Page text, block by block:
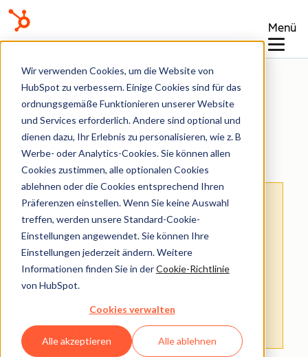
Wir verwenden Cookies, um die Website von
HubSpot zu verbessern. Einige Cookies sind für das
ordnungsgemäße Funktionieren unserer Website
und Services erforderlich. Andere sind optional und
dienen dazu, Ihr Erlebnis zu personalisieren, wie z. B
Werbe- oder Analytics-Cookies. Sie können allen
Cookies zustimmen, alle optionalen Cookies
ablehnen oder die Cookies entsprechend Ihren
Präferenzen einstellen. Wenn Sie keine Auswahl
treffen, werden unsere Standard-Cookie-
Einstellungen angewendet. Sie können Ihre
Einstellungen jederzeit ändern. Weitere
Informationen finden Sie in derCookie-Richtlinie
von HubSpot.
Cookies verwalten
Alle akzeptieren Alle ablehnen
Menü
Wissensdatenbank
Website & Landingpages
: Dieser Artikel wird aus Kulanz zur
Verfügung gestellt.Er wurde automatisch
mit einer Software übersetzt und unter
Umständen nicht korrekturgelesen. Die
englischsprachige Fassung gilt als offizielle
Version und Sie können dort die aktuellsten
Informationen finden.Hier können Sie
darauf zugreifen.